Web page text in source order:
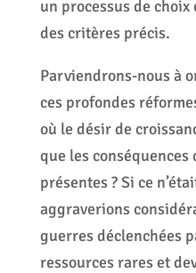
un processus de
des critères précis.
Parviendrons-nous à
ces profondes
où le désir de
que les conséquences
présentes ? Si ce
aggraverions
guerres déclenchées
ressources rares et